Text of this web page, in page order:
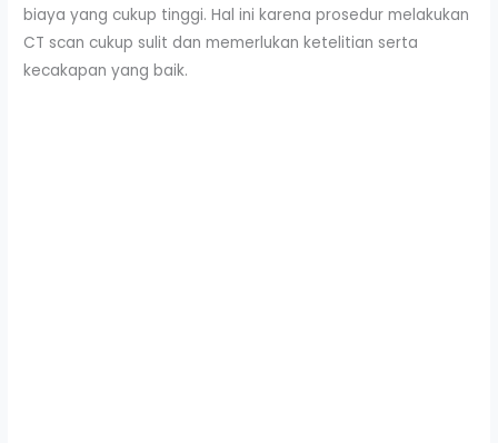
biaya yang cukup tinggi. Hal ini karena prosedur melakukan
CT scan cukup sulit dan memerlukan ketelitian serta
kecakapan yang baik.